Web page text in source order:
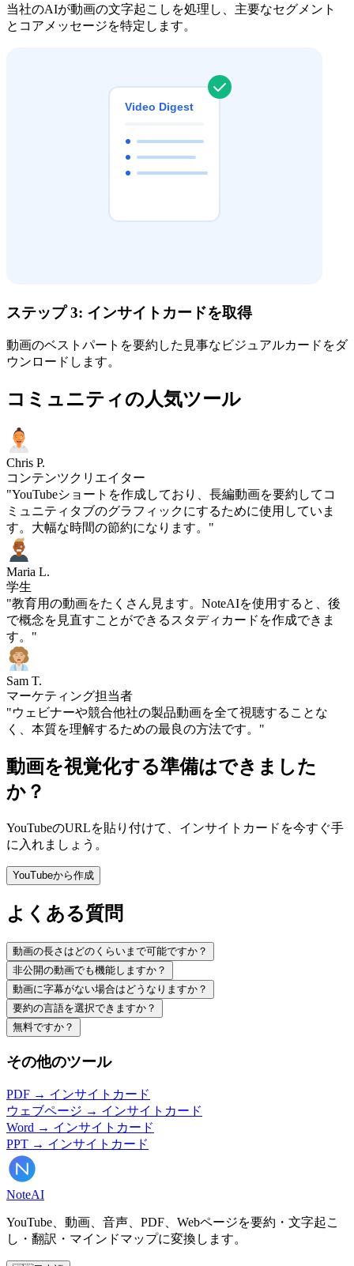
当社のAIが動画の文字起こしを処理し、主要なセグメント
とコアメッセージを特定します。
ステップ 3: インサイトカードを取得
動画のベストパートを要約した見事なビジュアルカードをダ
ウンロードします。
コミュニティの人気ツール
Chris P.
コンテンツクリエイター
"YouTubeショートを作成しており、長編動画を要約してコ
ミュニティタブのグラフィックにするために使用していま
す。大幅な時間の節約になります。"
Maria L.
学生
"教育用の動画をたくさん見ます。NoteAIを使用すると、後
で概念を見直すことができるスタディカードを作成できま
す。"
Sam T.
マーケティング担当者
"ウェビナーや競合他社の製品動画を全て視聴することな
く、本質を理解するための最良の方法です。"
動画を視覚化する準備はできました
か？
YouTubeのURLを貼り付けて、インサイトカードを今すぐ手
に入れましょう。
YouTubeから作成
よくある質問
動画の長さはどのくらいまで可能ですか？
非公開の動画でも機能しますか？
動画に字幕がない場合はどうなりますか？
要約の言語を選択できますか？
無料ですか？
その他のツール
PDF → インサイトカード
ウェブページ → インサイトカード
Word → インサイトカード
PPT → インサイトカード
NoteAI
YouTube、動画、音声、PDF、Webページを要約・文字起こ
し・翻訳・マインドマップに変換します。